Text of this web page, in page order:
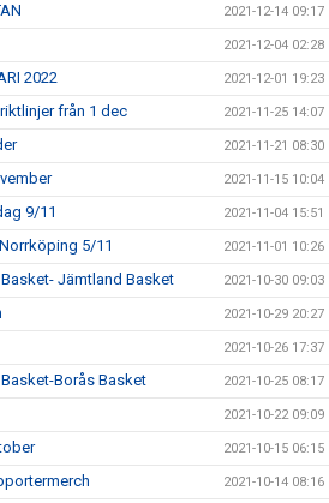
2021-12-14 09:17
2021-12-04 02:28
2022 2021-12-01 19:23
från 1 dec 2021-11-25 14:07
2021-11-21 08:30
2021-11-15 10:04
9/11 2021-11-04 15:51
5/11 2021-11-01 10:26
Jämtland Basket 2021-10-30 09:03
2021-10-29 20:27
2021-10-26 17:37
Borås Basket 2021-10-25 08:17
2021-10-22 09:09
2021-10-15 06:15
2021-10-14 08:16